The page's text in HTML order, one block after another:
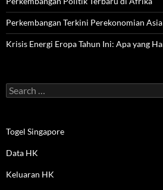
Perkembangan Terkini Perekonomian Asia
Krisis Energi Eropa Tahun Ini: Apa yang
Search
for:
Togel Singapore
Data HK
Keluaran HK